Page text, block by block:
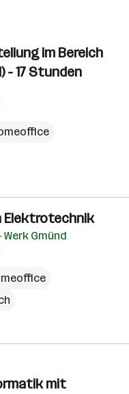
im Bereich
- 17 Stunden
Elektrotechnik
Werk Gmünd
mit